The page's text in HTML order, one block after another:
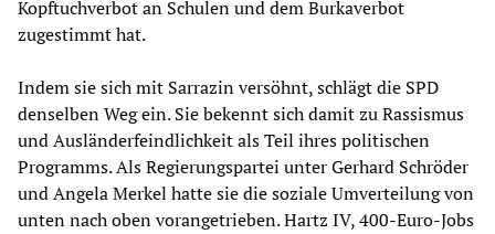
Kopftuchverbot an Schulen und dem Burkaverbot
zugestimmt hat.
Indem sie sich mit Sarrazin versöhnt, schlägt die SPD
denselben Weg ein. Sie bekennt sich damit zu Rassismus
und Ausländerfeindlichkeit als Teil ihres politischen
Programms. Als Regierungspartei unter Gerhard Schröder
und Angela Merkel hatte sie die soziale Umverteilung von
unten nach oben vorangetrieben. Hartz IV, 400-Euro-Jobs